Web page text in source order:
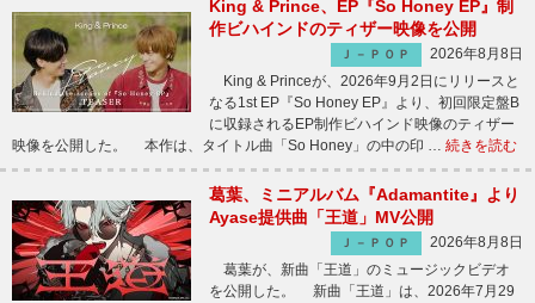
King & Prince、EP『So Honey EP』制
作ビハインドのティザー映像を公開
Ｊ－ＰＯＰ
2026年8月8日
King & Princeが、2026年9月2日にリリースと
なる1st EP『So Honey EP』より、初回限定盤B
に収録されるEP制作ビハインド映像のティザー
映像を公開した。 本作は、タイトル曲「So Honey」の中の印 … 続きを読む
葛葉、ミニアルバム『Adamantite』より
Ayase提供曲「王道」MV公開
Ｊ－ＰＯＰ
2026年8月8日
葛葉が、新曲「王道」のミュージックビデオ
を公開した。 新曲「王道」は、2026年7月29